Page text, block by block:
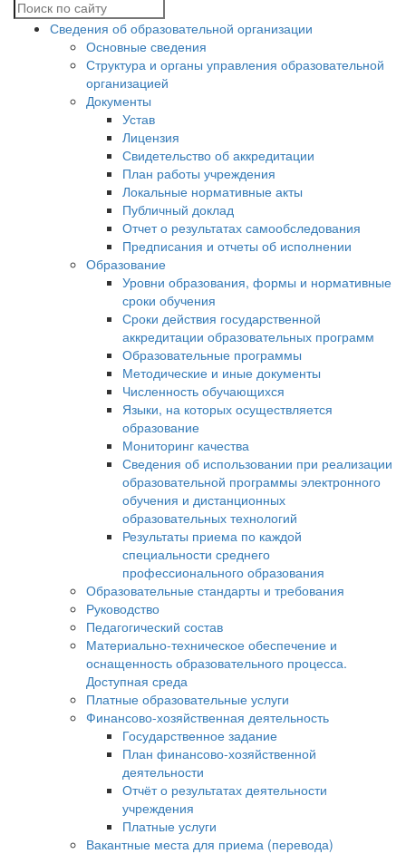
Сведения об образовательной организации
Основные сведения
Структура и органы управления образовательной
организацией
Документы
Устав
Лицензия
Свидетельство об аккредитации
План работы учреждения
Локальные нормативные акты
Публичный доклад
Отчет о результатах самообследования
Предписания и отчеты об исполнении
Образование
Уровни образования, формы и нормативные
сроки обучения
Сроки действия государственной
аккредитации образовательных программ
Образовательные программы
Методические и иные документы
Численность обучающихся
Языки, на которых осуществляется
образование
Мониторинг качества
Сведения об использовании при реализации
образовательной программы электронного
обучения и дистанционных
образовательных технологий
Результаты приема по каждой
специальности среднего
профессионального образования
Образовательные стандарты и требования
Руководство
Педагогический состав
Материально-техническое обеспечение и
оснащенность образовательного процесса.
Доступная среда
Платные образовательные услуги
Финансово-хозяйственная деятельность
Государственное задание
План финансово-хозяйственной
деятельности
Отчёт о результатах деятельности
учреждения
Платные услуги
Вакантные места для приема (перевода)